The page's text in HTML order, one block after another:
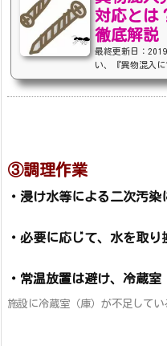
対応とは
徹底解説
最終更新日：
い、『異物混入
記事の内容・学
法・異物混入発
③調理作業
・浸け水等による二次汚染
・必要に応じて、水を取り
・常温放置は避け、冷蔵室
施設に冷蔵室（庫）が不足してい